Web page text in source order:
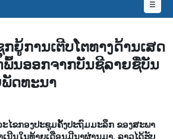
☰
ຍູ້​ການເຕີບ​ໂຕ​ທາງດ້ານເສດ​
ນ​ອອກ​ຈາກ​ບັນ​ຊີ​ລາຍ​ຊື່​ບັນ​
ດ​ທະ​ນາ
ະໄຂ​ກອງ​ປະ​ຊຸມ​ຄັ້ງ​ປະ​ຖົມ​ມະ​ລຶກ ຂອງ​ສະ​ພາ​
ນີນ​ໃນ​ທ້າຍ​ເດືອນມີ​ນາ​ຜ່ານ​ມາ, ລາວ​ໄດ້​ຮັບ​